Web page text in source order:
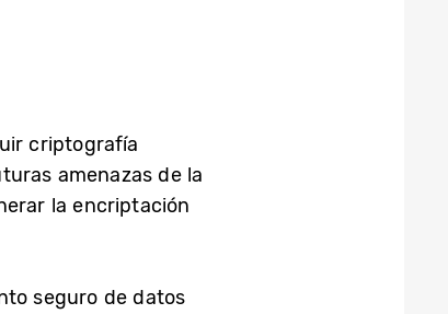
criptografía
amenazas de la
la encriptación
seguro de datos